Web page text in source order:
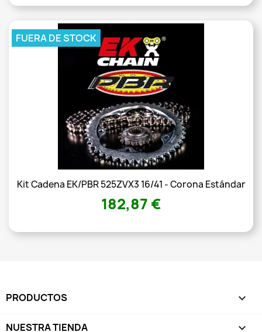
Kit Cadena EK/PBR 525ZVX3 16/41 - Corona Estándar
182,87 €
FUERA DE STOCK
PRODUCTOS 
NUESTRA TIENDA 